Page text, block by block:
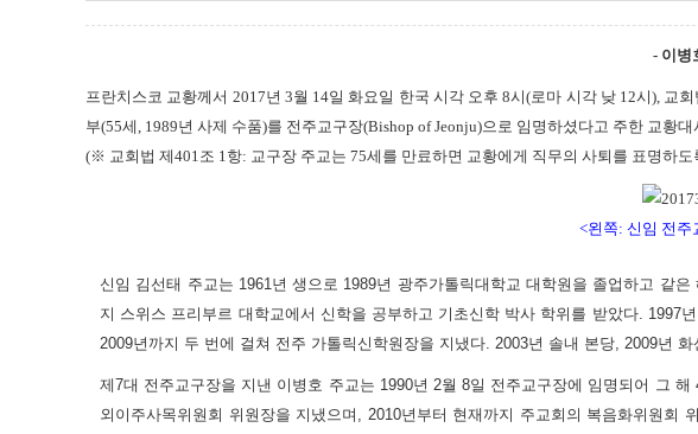
- 이병
프란치스코 교황께서 2017년 3월 14일 화요일 한국 시각 오후 8시(로마 시각 낮 12시), 교
부(55세, 1989년 사제 수품)를 전주교구장(Bishop of Jeonju)으로 임명하셨다고 주한 교황
(※ 교회법 제401조 1항: 교구장 주교는 75세를 만료하면 교황에게 직무의 사퇴를 표명하
<왼쪽: 신임 전주
신임 김선태 주교는 1961년 생으로 1989년 광주가톨릭대학교 대학원을 졸업하고 같
지 스위스 프리부르 대학교에서 신학을 공부하고 기초신학 박사 학위를 받았다. 1997
2009년까지 두 번에 걸쳐 전주 가톨릭신학원장을 지냈다. 2003년 솔내 본당, 2009년
제7대 전주교구장을 지낸 이병호 주교는 1990년 2월 8일 전주교구장에 임명되어 그
외이주사목위원회 위원장을 지냈으며, 2010년부터 현재까지 주교회의 복음화위원회